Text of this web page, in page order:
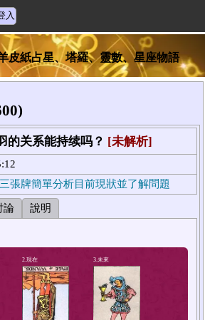
入
皮紙占星、塔羅、靈數、星座物語
的关系能持续吗？ [未解析]
張牌簡單分析目前現狀並了解問題
論 說明